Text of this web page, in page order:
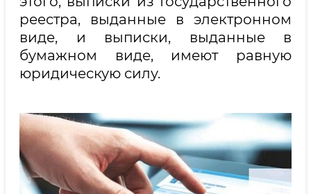
реестра, выданные в электронном
виде, и выписки, выданные в
бумажном виде, имеют равную
юридическую силу.